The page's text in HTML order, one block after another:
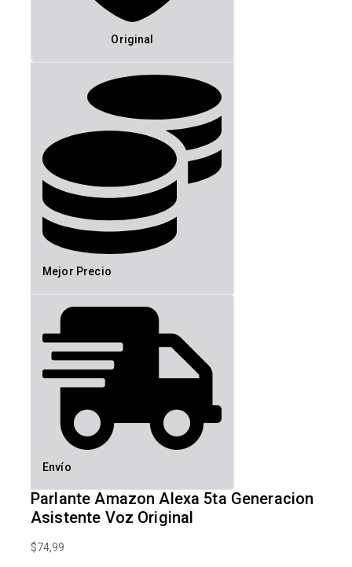
Original
Mejor Precio
Envío
Parlante Amazon Alexa 5ta Generacion
Asistente Voz Original
$74,99